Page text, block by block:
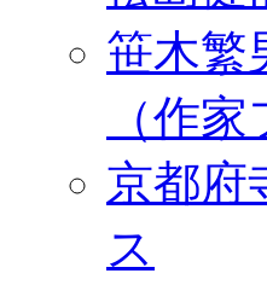
笹木繁
（作
京都府
ス